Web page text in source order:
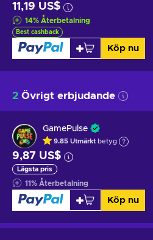
11,19 US$
14% Återbetalning
Best cashback
Köp nu
2 Övrigt erbjudande
GamePulse
9.85 Utmärkt betyg
9,87 US$
Lägsta pris
11% Återbetalning
Köp nu